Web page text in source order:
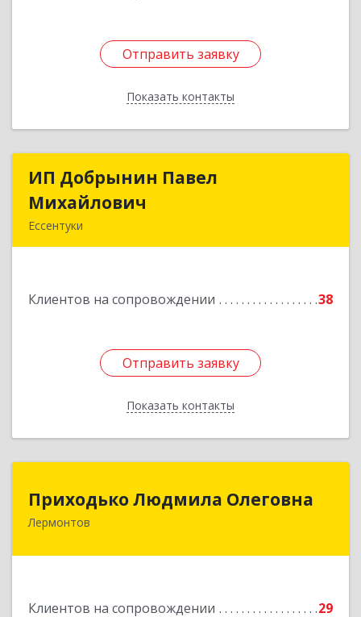
Отправить заявку
Показать контакты
Отправить заявку
Назад
ИП Добрынин Павел
Михайлович
Ессентуки
Клиентов на сопровождении 38
Отправить заявку
Показать контакты
ИП Добрынин Павел
Отправить заявку
Назад
Приходько Людмила Олеговна
Лермонтов
Клиентов на сопровождении 29
357341, Лермонтов г, П.Лумумбы ул, дом №